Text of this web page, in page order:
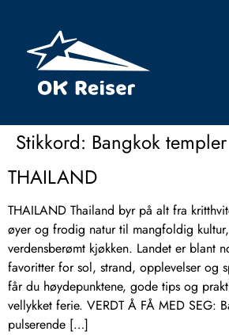
Stikkord: Bangkok templer
THAILAND
THAILAND Thailand byr på alt fra
øyer og frodig natur til mangfoldig
verdensberømt kjøkken. Landet er blant
favoritter for sol, strand, opplevelser og
får du høydepunktene, gode tips og
vellykket ferie. VERDT Å FÅ MED SEG:
pulserende […]